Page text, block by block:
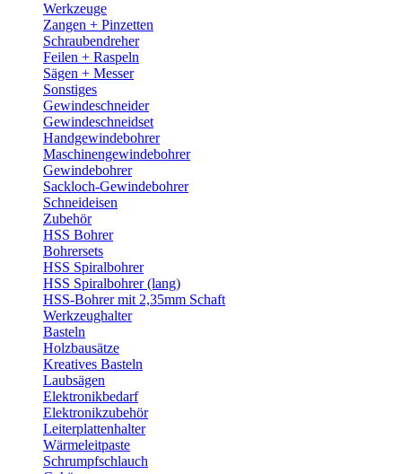
Werkzeuge
Zangen + Pinzetten
Schraubendreher
Feilen + Raspeln
Sägen + Messer
Sonstiges
Gewindeschneider
Gewindeschneidset
Handgewindebohrer
Maschinengewindebohrer
Gewindebohrer
Sackloch-Gewindebohrer
Schneideisen
Zubehör
HSS Bohrer
Bohrersets
HSS Spiralbohrer
HSS Spiralbohrer (lang)
HSS-Bohrer mit 2,35mm Schaft
Werkzeughalter
Basteln
Holzbausätze
Kreatives Basteln
Laubsägen
Elektronikbedarf
Elektronikzubehör
Leiterplattenhalter
Wärmeleitpaste
Schrumpfschlauch